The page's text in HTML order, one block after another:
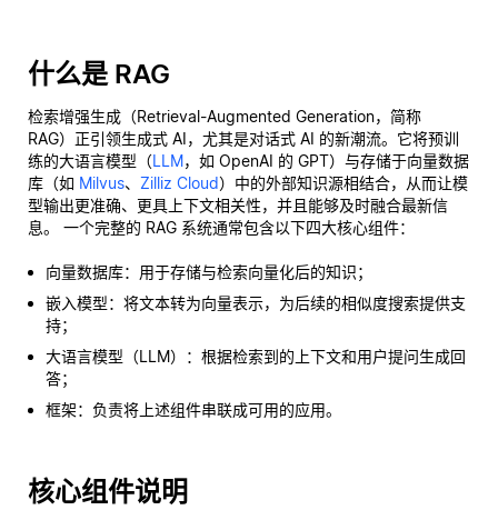
什么是 RAG
检索增强生成（Retrieval-Augmented Generation，简称
RAG）正引领生成式 AI，尤其是对话式 AI 的新潮流。它将预训
练的大语言模型（LLM，如 OpenAI 的 GPT）与存储于向量数据
库（如 Milvus、 Zilliz Cloud）中的外部知识源相结合，从而让模
型输出更准确、更具上下文相关性，并且能够及时融合最新信
息。 一个完整的 RAG 系统通常包含以下四大核心组件：
向量数据库：用于存储与检索向量化后的知识；
嵌入模型：将文本转为向量表示，为后续的相似度搜索提供支
持；
大语言模型（LLM）：根据检索到的上下文和用户提问生成回
答；
框架：负责将上述组件串联成可用的应用。
核心组件说明